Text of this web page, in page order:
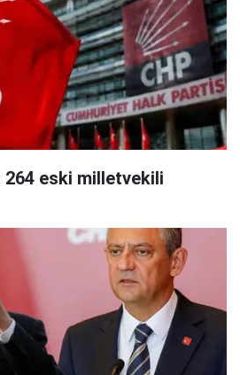
eski milletvekili